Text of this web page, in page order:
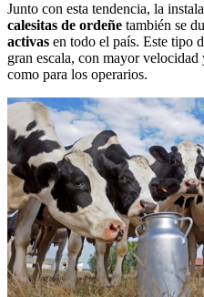
Junto con esta tendencia, la
calesitas de ordeñe también se
activas en todo el país. Este tipo
gran escala, con mayor
como para los operarios.